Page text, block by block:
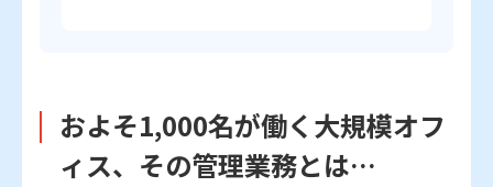
およそ1,000名が働く大規模オフ
ィス、その管理業務とは…